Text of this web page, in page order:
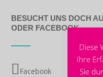
BESUCHT UNS DOCH
ODER FACEBOOK
Facebook
Diese
Ihre
Sie